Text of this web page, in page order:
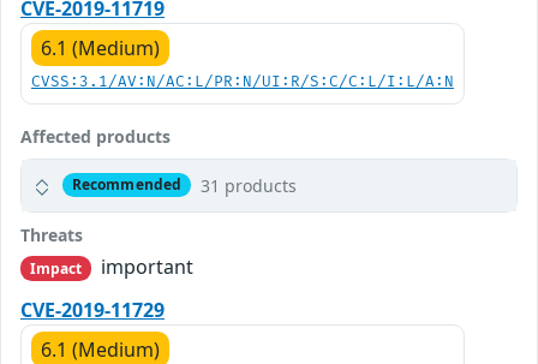
CVE-2019-11719
6.1 (Medium)
CVSS:3.1/AV:N/AC:L/PR:N/UI:R/S:C/C:L/I:L/A:N
Affected products
Recommended 31 products
Threats
Impact
important
CVE-2019-11729
6.1 (Medium)